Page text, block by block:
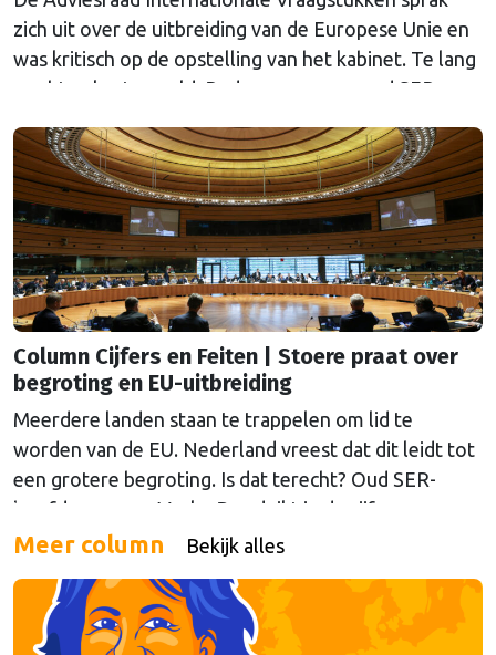
zich uit over de uitbreiding van de Europese Unie en
was kritisch op de opstelling van het kabinet. Te lang
wachten kosten geld. Reden voor voor oud SER-
Column Cijfers en Feiten | Stoere praat over
begroting en EU-uitbreiding
Meerdere landen staan te trappelen om lid te
worden van de EU. Nederland vreest dat dit leidt tot
een grotere begroting. Is dat terecht? Oud SER-
hoofdeconoom Marko Bos duikt in de cijfers.
Meer column Bekijk alles